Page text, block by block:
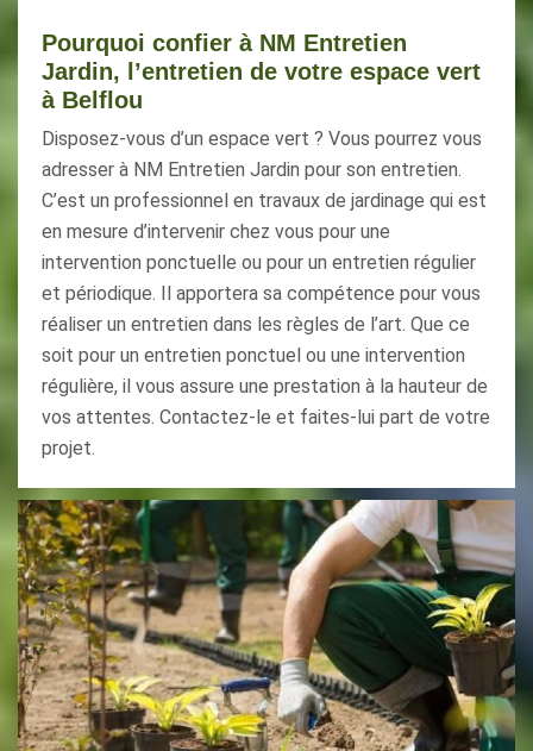
Pourquoi confier à NM Entretien
Jardin, l’entretien de votre espace vert
à Belflou
Disposez-vous d’un espace vert ? Vous pourrez vous
adresser à NM Entretien Jardin pour son entretien.
C’est un professionnel en travaux de jardinage qui est
en mesure d’intervenir chez vous pour une
intervention ponctuelle ou pour un entretien régulier
et périodique. Il apportera sa compétence pour vous
réaliser un entretien dans les règles de l’art. Que ce
soit pour un entretien ponctuel ou une intervention
régulière, il vous assure une prestation à la hauteur de
vos attentes. Contactez-le et faites-lui part de votre
projet.